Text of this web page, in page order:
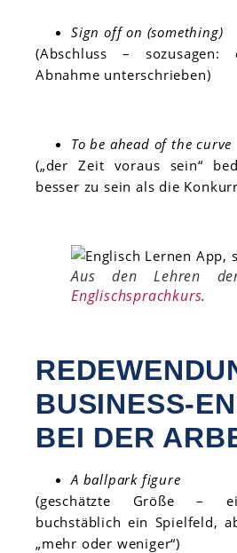
Sign off on (something)
(Abschluss – sozusagen:
Abnahme unterschrieben)
To be ahead of the curve
(„der Zeit voraus sein“
besser zu sein als die
Aus den Lehren
Englischsprachkurs.
BUSINESS-
BEI DER
A ballpark figure
(geschätzte Größe
buchstäblich ein Spielfeld,
„mehr oder weniger“)